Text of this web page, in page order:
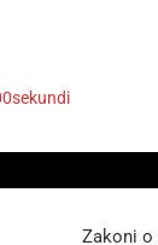
Zakoni o